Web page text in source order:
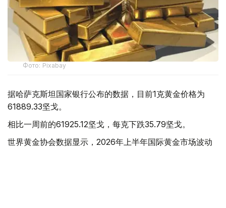
Фото: Pixabay
据哈萨克斯坦国家银行公布的数据，目前1克黄金价格为
61889.33坚戈。
相比一周前的61925.12坚戈，每克下跌35.79坚戈。
世界黄金协会数据显示，2026年上半年国际黄金市场波动